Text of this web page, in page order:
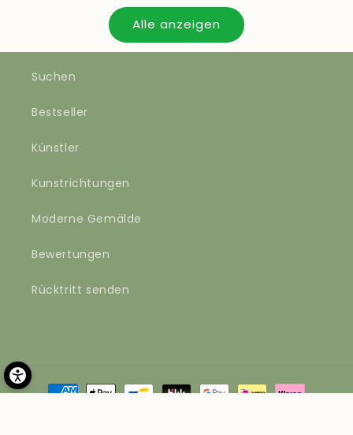
Alle anzeigen
Suchen
Bestseller
Künstler
Kunstrichtungen
Moderne Gemälde
Bewertungen
Rücktritt senden
Zahlungsmethoden